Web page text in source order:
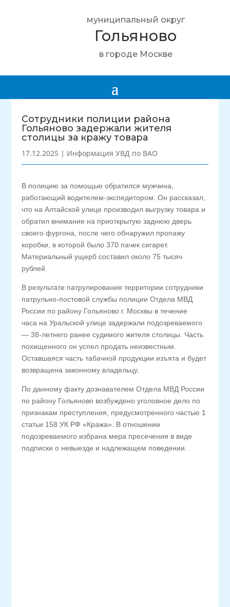
муниципальный округ
Гольяново
в городе Москве
Сотрудники полиции района
Гольяново задержали жителя
столицы за кражу товара
17.12.2025 | Информация УВД по ВАО
В полицию за помощью обратился мужчина,
работающий водителем-экспедитором. Он рассказал,
что на Алтайской улице производил выгрузку товара и
обратил внимание на приоткрытую заднюю дверь
своего фургона, после чего обнаружил пропажу
коробки, в которой было 370 пачек сигарет.
Материальный ущерб составил около 75 тысяч
рублей.
В результате патрулирования территории сотрудники
патрульно-постовой службы полиции Отдела МВД
России по району Гольяново г. Москвы в течение
часа на Уральской улице задержали подозреваемого
— 38-летнего ранее судимого жителя столицы. Часть
похищенного он успел продать неизвестным.
Оставшаяся часть табачной продукции изъята и будет
возвращена законному владельцу.
По данному факту дознавателем Отдела МВД России
по району Гольяново возбуждено уголовное дело по
признакам преступления, предусмотренного частью 1
статьи 158 УК РФ «Кража». В отношении
подозреваемого избрана мера пресечения в виде
подписки о невыезде и надлежащем поведении.